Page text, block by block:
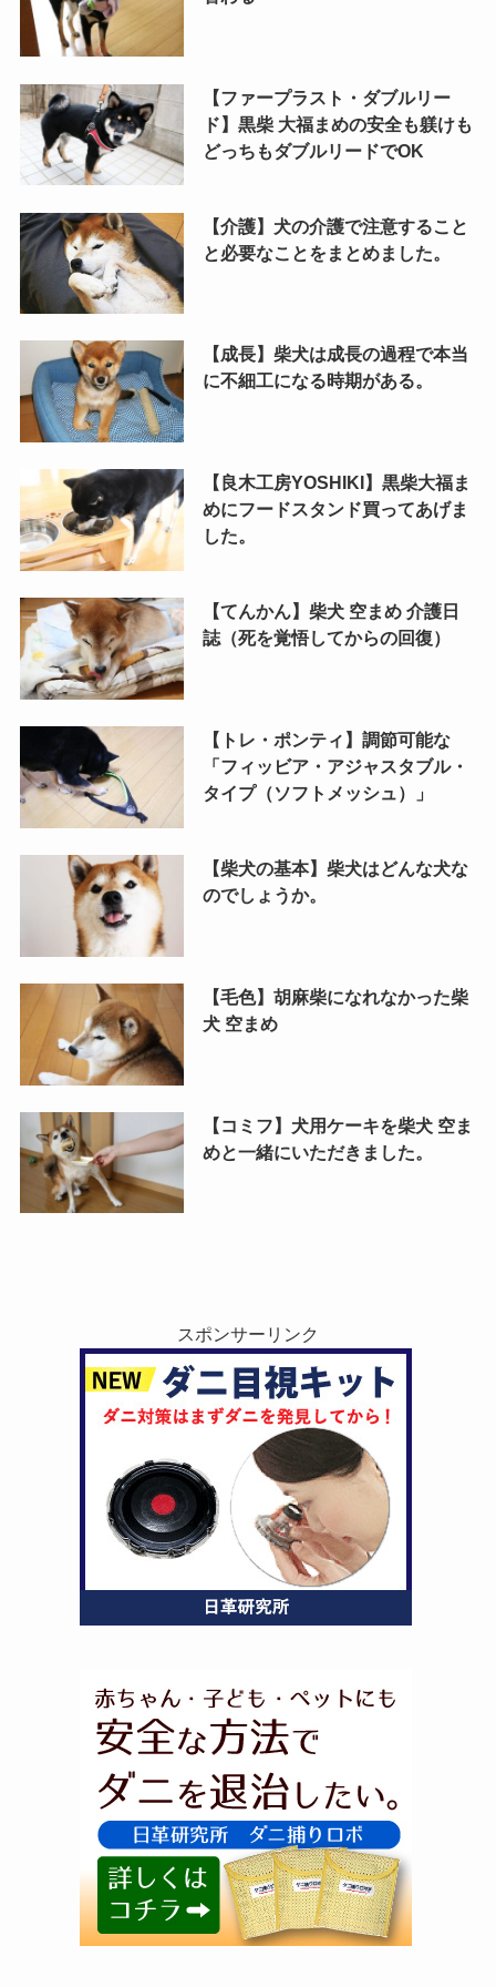
【ファープラスト・ダブルリー
ド】黒柴 大福まめの安全も躾けも
どっちもダブルリードでOK
【介護】犬の介護で注意すること
と必要なことをまとめました。
【成長】柴犬は成長の過程で本当
に不細工になる時期がある。
【良木工房YOSHIKI】黒柴大福ま
めにフードスタンド買ってあげま
した。
【てんかん】柴犬 空まめ 介護日
誌（死を覚悟してからの回復）
【トレ・ポンティ】調節可能な
「フィッビア・アジャスタブル・
タイプ（ソフトメッシュ）」
【柴犬の基本】柴犬はどんな犬な
のでしょうか。
【毛色】胡麻柴になれなかった柴
犬 空まめ
【コミフ】犬用ケーキを柴犬 空ま
めと一緒にいただきました。
スポンサーリンク